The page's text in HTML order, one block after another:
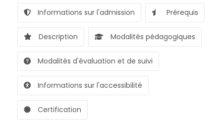
Informations sur l'admission Prérequis
Description Modalités pédagogiques
Modalités d'évaluation et de suivi
Informations sur l'accessibilité
Certification